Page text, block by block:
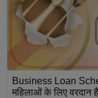
Business Loan
महिलाओं के लिए वरदान